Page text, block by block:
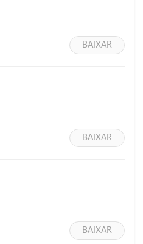
BAIXAR
BAIXAR
BAIXAR